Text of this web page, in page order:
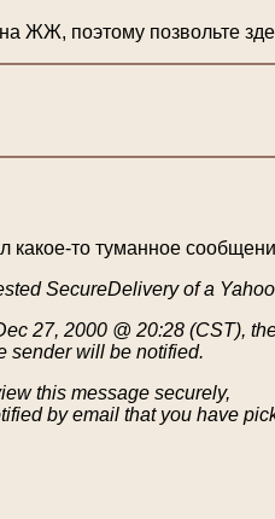
ЖЖ, поэтому позвольте
какое-то туманное
SecureDelivery of a
27, 2000 @ 20:28 (CST),
sender will be notified.
this message securely,
by email that you have